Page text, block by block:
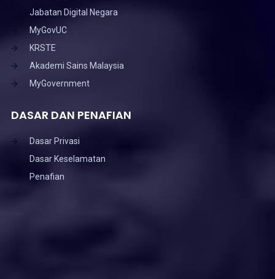
Jabatan Digital Negara
MyGovUC
KRSTE
Akademi Sains Malaysia
MyGovernment
DASAR DAN PENAFIAN
Dasar Privasi
Dasar Keselamatan
Penafian